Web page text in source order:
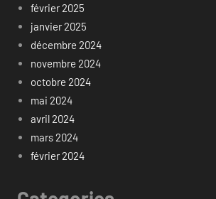
février 2025
janvier 2025
décembre 2024
novembre 2024
octobre 2024
mai 2024
avril 2024
mars 2024
février 2024